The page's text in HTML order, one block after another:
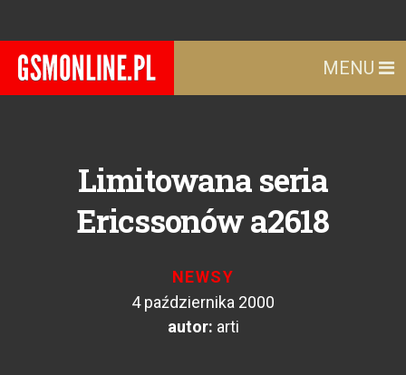
MENU
Limitowana seria
Ericssonów a2618
NEWSY
4 października 2000
autor: arti